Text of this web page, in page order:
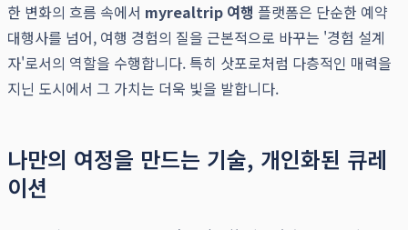
한 변화의 흐름 속에서 myrealtrip 여행 플랫폼은 단순한 예약
대행사를 넘어, 여행 경험의 질을 근본적으로 바꾸는 '경험 설계
자'로서의 역할을 수행합니다. 특히 삿포로처럼 다층적인 매력을
지닌 도시에서 그 가치는 더욱 빛을 발합니다.
나만의 여정을 만드는 기술, 개인화된 큐레
이션